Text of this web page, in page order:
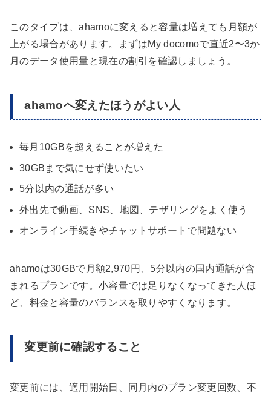
このタイプは、ahamoに変えると容量は増えても月額が
上がる場合があります。まずはMy docomoで直近2〜3か
月のデータ使用量と現在の割引を確認しましょう。
ahamoへ変えたほうがよい人
毎月10GBを超えることが増えた
30GBまで気にせず使いたい
5分以内の通話が多い
外出先で動画、SNS、地図、テザリングをよく使う
オンライン手続きやチャットサポートで問題ない
ahamoは30GBで月額2,970円、5分以内の国内通話が含
まれるプランです。小容量では足りなくなってきた人ほ
ど、料金と容量のバランスを取りやすくなります。
変更前に確認すること
変更前には、適用開始日、同月内のプラン変更回数、不